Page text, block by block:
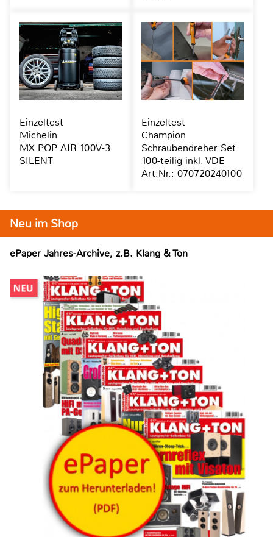
Neu im Shop
ePaper Jahres-Archive, z.B. Klang & Ton
Einzeltest
Michelin
MX POP AIR 100V-3
SILENT
Einzeltest
Champion
Schraubendreher Set
100-teilig inkl. VDE
Art.Nr.: 070720240100